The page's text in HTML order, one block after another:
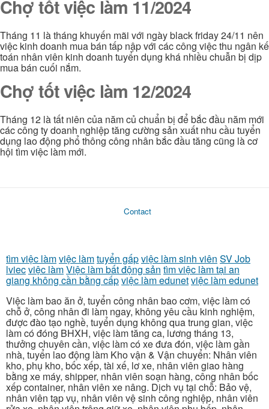
Chợ tốt việc làm 11/2024
Tháng 11 là tháng khuyến mãi với ngày black friday 24/11 nên
việc kinh doanh mua bán tấp nập với các công việc thu ngân kế
toán nhân viên kinh doanh tuyển dụng khá nhiều chuẫn bị dịp
mua bán cuối nắm.
Chợ tốt việc làm 12/2024
Tháng 12 là tất niên của năm củ chuẩn bị để bắc đầu năm mới
các công ty doanh nghiệp tăng cường sản xuất nhu cầu tuyển
dụng lao động phổ thông công nhân bắc đầu tăng cũng là cơ
hội tìm việc làm mới.
Contact
tìm việc làmviệc làmtuyển gấpviệc làm sinh viên SV Job
lviecviệc làmViệc làm bất động sản tìm việc làm tại an
giang không cần bằng cấpviệc làm edunetviệc làm edunet
Việc làm bao ăn ở, tuyển công nhân bao cơm, việc làm có
chỗ ở, công nhân đi làm ngay, không yêu cầu kinh nghiệm,
được đào tạo nghề, tuyển dụng không qua trung gian, việc
làm có đóng BHXH, việc làm tăng ca, lương tháng 13,
thưởng chuyên cần, việc làm có xe đưa đón, việc làm gần
nhà, tuyển lao động làm Kho vận & Vận chuyển: Nhân viên
kho, phụ kho, bốc xếp, tài xế, lơ xe, nhân viên giao hàng
bằng xe máy, shipper, nhân viên soạn hàng, công nhân bốc
xếp container, nhân viên xe nâng. Dịch vụ tại chỗ: Bảo vệ,
nhân viên tạp vụ, nhân viên vệ sinh công nghiệp, nhân viên